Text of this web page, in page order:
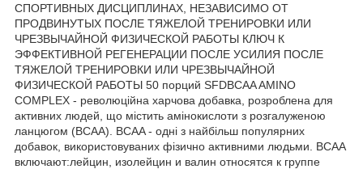
СПОРТИВНЫХ ДИСЦИПЛИНАХ, НЕЗАВИСИМО ОТ
ПРОДВИНУТЫХ ПОСЛЕ ТЯЖЕЛОЙ ТРЕНИРОВКИ ИЛИ
ЧРЕЗВЫЧАЙНОЙ ФИЗИЧЕСКОЙ РАБОТЫ КЛЮЧ К
ЭФФЕКТИВНОЙ РЕГЕНЕРАЦИИ ПОСЛЕ УСИЛИЯ ПОСЛЕ
ТЯЖЕЛОЙ ТРЕНИРОВКИ ИЛИ ЧРЕЗВЫЧАЙНОЙ
ФИЗИЧЕСКОЙ РАБОТЫ 50 порций SFDBCAA AMINO
COMPLEX - революційна харчова добавка, розроблена для
активних людей, що містить амінокислоти з розгалуженою
ланцюгом (BCAA). BCAA - одні з найбільш популярних
добавок, використовуваних фізично активними людьми. BCAA
включают:лейцин, изолейцин и валин относятся к группе